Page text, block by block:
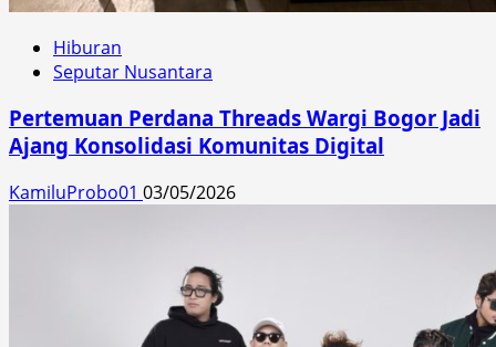
Hiburan
Seputar Nusantara
Pertemuan Perdana Threads Wargi Bogor Jadi
Ajang Konsolidasi Komunitas Digital
KamiluProbo01 03/05/2026